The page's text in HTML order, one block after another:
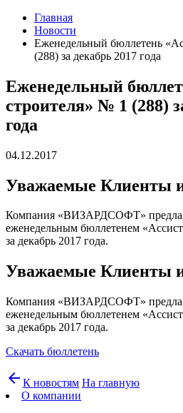
Главная
Новости
Еженедельный бюллетень
(288) за декабрь 2017 года
Еженедельный
строителя» № 1 (288)
года
04.12.2017
Уважаемые Клиенты
Компания «ВИЗАРДСОФТ»
еженедельным бюллетенем
за декабрь 2017 года.
Уважаемые Клиенты
Компания «ВИЗАРДСОФТ»
еженедельным бюллетенем
за декабрь 2017 года.
Скачать бюллетень
arrow_back К новостям На главную
О компании